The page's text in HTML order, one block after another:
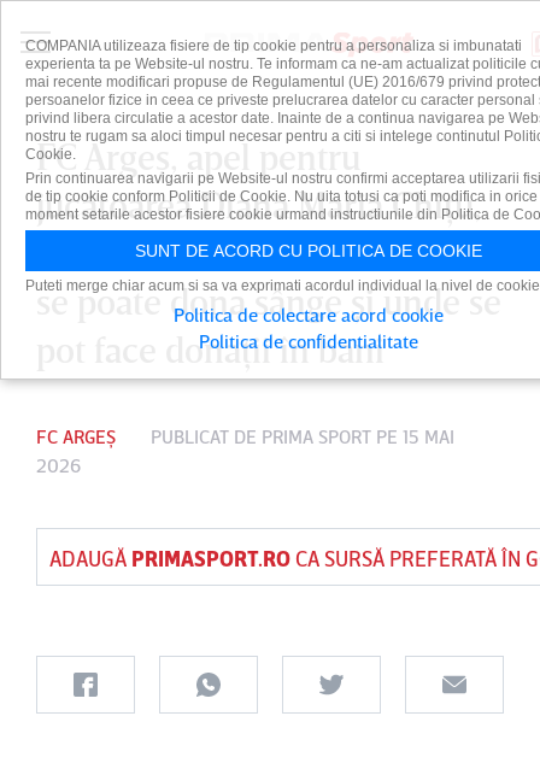
FC Argeş, apel pentru
jucătoarea Diana Maria Chiţu,
care suferă de leucemie. Unde
se poate dona sânge şi unde se
pot face donaţii în bani
FC ARGEȘ PUBLICAT DE PRIMA SPORT PE 15 MAI
2026
ADAUGĂ PRIMASPORT.ROCA SURSĂ PREFERATĂ ÎN
COMPANIA utilizeaza fisiere de tip cookie pentru a personaliza si imbunatati
experienta ta pe Website-ul nostru. Te informam ca ne-am actualizat politicile
mai recente modificari propuse de Regulamentul (UE) 2016/679 privind
persoanelor fizice in ceea ce priveste prelucrarea datelor cu caracter personal
privind libera circulatie a acestor date. Inainte de a continua navigarea pe
nostru te rugam sa aloci timpul necesar pentru a citi si intelege continutul
Cookie.
Prin continuarea navigarii pe Website-ul nostru confirmi acceptarea utilizarii
de tip cookie conform Politicii de Cookie. Nu uita totusi ca poti modifica in orice
moment setarile acestor fisiere cookie urmand instructiunile din Politica de
SUNT DE ACORD CU POLITICA DE COOKIE
Puteti merge chiar acum si sa va exprimati acordul individual la nivel de
Politica de colectare acord cookie
Politica de confidentialitate